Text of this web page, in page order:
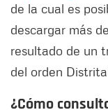
de la cual es
descargar más
resultado de un
del orden
¿Cómo